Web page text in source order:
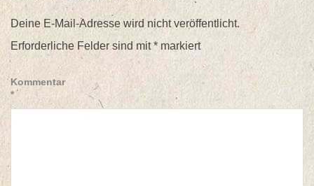
Deine E-Mail-Adresse wird nicht veröffentlicht.
Erforderliche Felder sind mit* markiert
Kommentar
*